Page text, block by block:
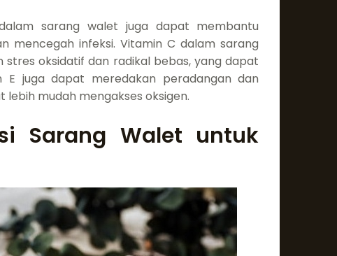
sarang walet juga dapat membantu
mencegah infeksi. Vitamin C dalam sarang
oksidatif dan radikal bebas, yang dapat
E juga dapat meredakan peradangan dan
mudah mengakses oksigen.
Sarang Walet untuk